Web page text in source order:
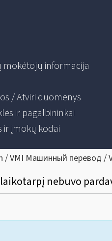
mokėtojų informacija
/ Atviri duomenys
ir pagalbininkai
ir įmokų kodai
/ VMI Машинный перевод /
nebuvo